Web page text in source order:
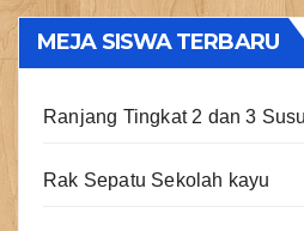
MEJA SISWA TERBARU
Ranjang Tingkat 2 dan 3
Rak Sepatu Sekolah kayu